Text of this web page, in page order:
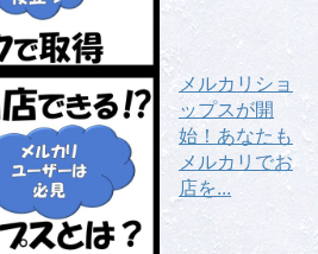
メルカリショ
ップスが開
始！あなたも
メルカリでお
店を...